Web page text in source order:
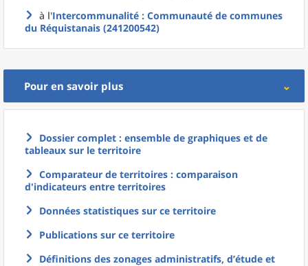
à l'Intercommunalité : Communauté de communes
du Réquistanais (241200542)
Pour en savoir plus
Dossier complet : ensemble de graphiques et de
tableaux sur le territoire
Comparateur de territoires : comparaison
d'indicateurs entre territoires
Données statistiques sur ce territoire
Publications sur ce territoire
Définitions des zonages administratifs, d’étude et